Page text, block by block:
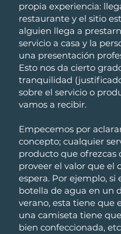
propia experiencia:
restaurante y el sitio
alguien llega a
servicio a casa y la
una presentación
Esto nos da cierto
tranquilidad
sobre el servicio o
vamos a recibir.
Empecemos por
concepto; cualquier
producto que ofrezcas
proveer el valor que el
espera. Por ejemplo, si
botella de agua en un
verano, esta tiene que
una camiseta tiene
bien confeccionada,